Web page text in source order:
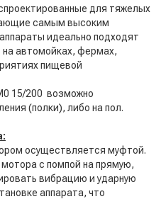
для тяжелых
самым высоким
идеально подходят
на автомойках, фермах,
пищевой
15/200 возможно
(полки), либо на пол.
осуществляется муфтой.
с помпой на прямую,
вибрацию и ударную
аппарата, что